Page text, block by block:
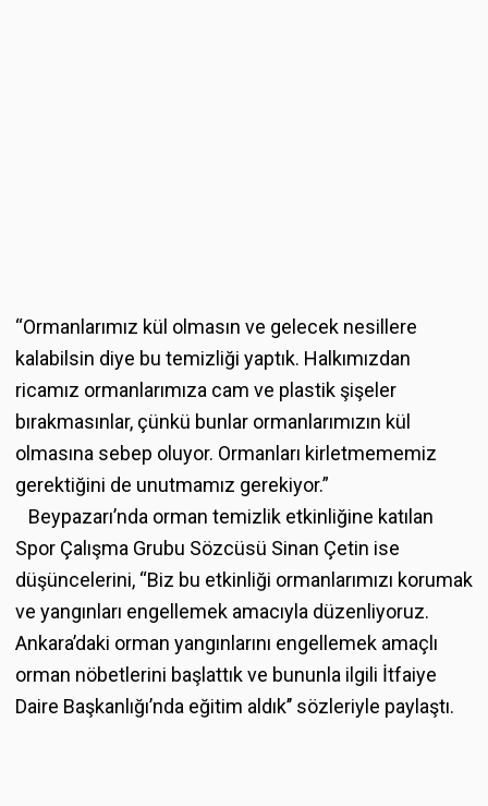
“Ormanlarımız kül olmasın ve gelecek nesillere
kalabilsin diye bu temizliği yaptık. Halkımızdan
ricamız ormanlarımıza cam ve plastik şişeler
bırakmasınlar, çünkü bunlar ormanlarımızın kül
olmasına sebep oluyor. Ormanları kirletmememiz
gerektiğini de unutmamız gerekiyor.”
Beypazarı’nda orman temizlik etkinliğine katılan
Spor Çalışma Grubu Sözcüsü Sinan Çetin ise
düşüncelerini, “Biz bu etkinliği ormanlarımızı korumak
ve yangınları engellemek amacıyla düzenliyoruz.
Ankara’daki orman yangınlarını engellemek amaçlı
orman nöbetlerini başlattık ve bununla ilgili İtfaiye
Daire Başkanlığı’nda eğitim aldık’’ sözleriyle paylaştı.